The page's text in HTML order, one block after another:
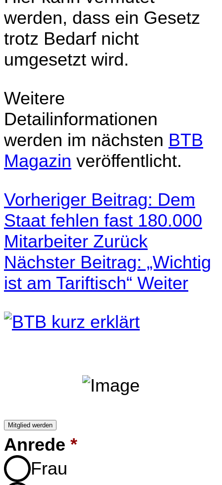
werden, dass ein Gesetz
trotz Bedarf nicht
umgesetzt wird.
Weitere
Detailinformationen
werden im nächsten BTB
Magazin veröffentlicht.
Vorheriger Beitrag: Dem
Staat fehlen fast 180.000
Mitarbeiter Zurück
Nächster Beitrag: „Wichtig
ist am Tariftisch“ Weiter
Mitglied werden
Anrede *
Frau